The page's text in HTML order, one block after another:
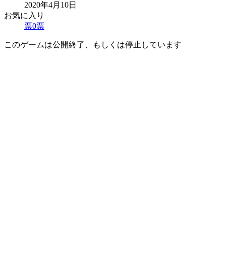
2020年4月10日
お気に入り
票0票
このゲームは公開終了、もしくは停止しています